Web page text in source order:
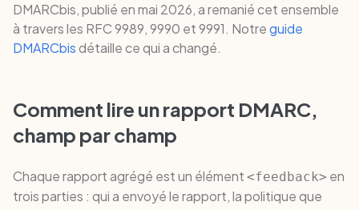
DMARCbis, publié en mai 2026, a remanié cet ensemble
à travers les RFC 9989, 9990 et 9991. Notreguide
DMARCbisdétaille ce qui a changé.
Comment lire un rapport DMARC,
champ par champ
Chaque rapport agrégé est un élément <feedback> en
trois parties : qui a envoyé le rapport, la politique que